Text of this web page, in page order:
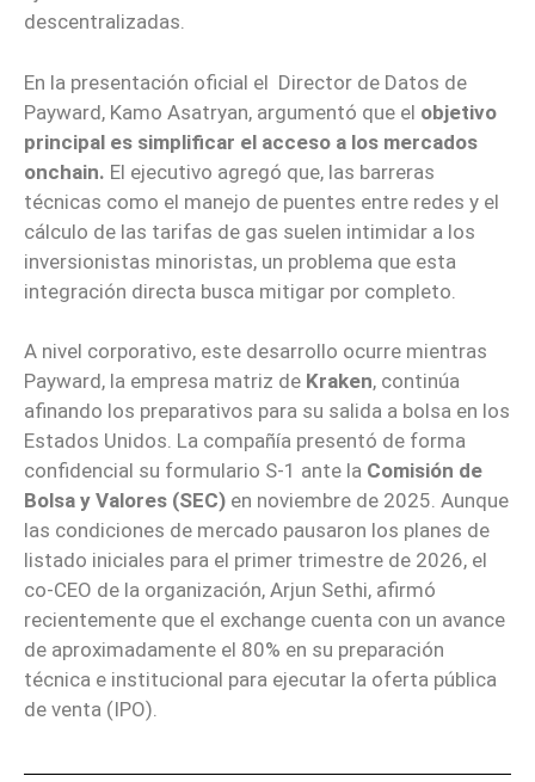
descentralizadas.
En la presentación oficial el Director de Datos de
Payward, Kamo Asatryan, argumentó que el objetivo
principal es simplificar el acceso a los mercados
onchain. El ejecutivo agregó que, las barreras
técnicas como el manejo de puentes entre redes y el
cálculo de las tarifas de gas suelen intimidar a los
inversionistas minoristas, un problema que esta
integración directa busca mitigar por completo.
A nivel corporativo, este desarrollo ocurre mientras
Payward, la empresa matriz de Kraken, continúa
afinando los preparativos para su salida a bolsa en los
Estados Unidos. La compañía presentó de forma
confidencial su formulario S-1 ante la Comisión de
Bolsa y Valores (SEC) en noviembre de 2025. Aunque
las condiciones de mercado pausaron los planes de
listado iniciales para el primer trimestre de 2026, el
co-CEO de la organización, Arjun Sethi, afirmó
recientemente que el exchange cuenta con un avance
de aproximadamente el 80% en su preparación
técnica e institucional para ejecutar la oferta pública
de venta (IPO).